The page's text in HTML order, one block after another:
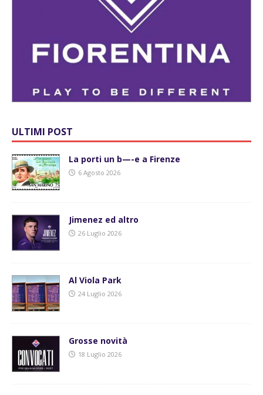
ULTIMI POST
La porti un b—-e a Firenze
6 Agosto 2026
Jimenez ed altro
26 Luglio 2026
Al Viola Park
24 Luglio 2026
Grosse novità
18 Luglio 2026